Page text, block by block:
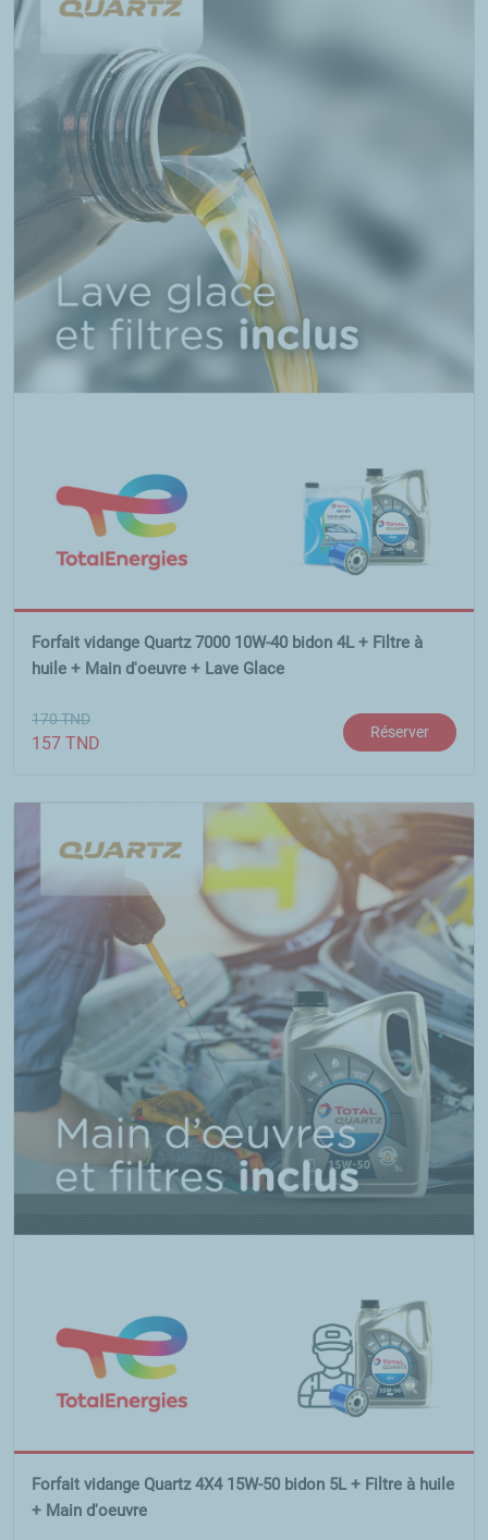
Forfait vidange Quartz 7000 10W-40 bidon 4L + Filtre à
huile + Main d'oeuvre + Lave Glace
170TND
157 TND
Réserver
Forfait vidange Quartz 4X4 15W-50 bidon 5L + Filtre à huile
+ Main d'oeuvre